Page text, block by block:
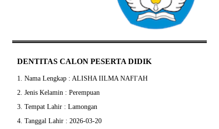
DENTITAS CALON PESERTA DIDIK
1. Nama Lengkap : ALISHA IILMA NAFI'AH
2. Jenis Kelamin : Perempuan
3. Tempat Lahir : Lamongan
4. Tanggal Lahir : 2026-03-20